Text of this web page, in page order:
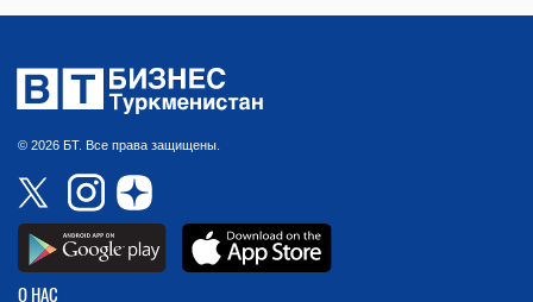
© 2026 БТ. Все права защищены.
О НАС